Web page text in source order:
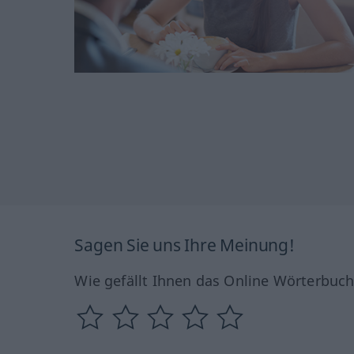
Sagen Sie uns Ihre Meinung!
Wie gefällt Ihnen das Online